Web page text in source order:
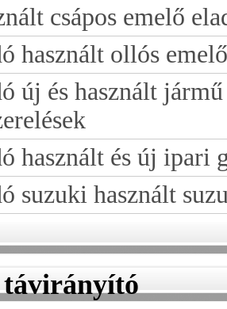
csápos emelő
használt ollós
új és használt
használt és új ipari
suzuki használt